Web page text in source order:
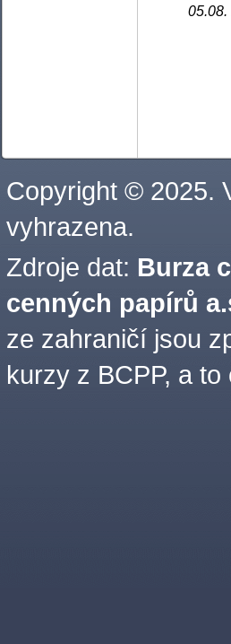
05.08.
Copyright © 2025.
vyhrazena.
Zdroje dat: Burza
cenných papírů
ze zahraničí jsou
kurzy z BCPP, a to